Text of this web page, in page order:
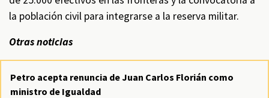
la población civil para integrarse a la reserva militar.
Otras noticias
Petro acepta renuncia de Juan Carlos Florián como
ministro de Igualdad